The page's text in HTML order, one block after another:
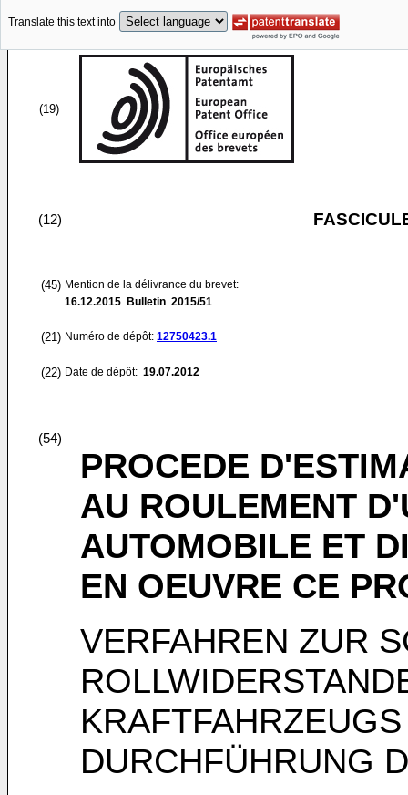
Translate this text into
(19)
(12)
(45) Mention de la délivrance du brevet:
16.12.2015 Bulletin 2015/51
(21) Numéro de dépôt: 12750423.1
(22) Date de dépôt: 19.07.2012
(54)
PROCEDE
AU ROULEMENT
AUTOMOBILE ET
EN OEUVRE CE
VERFAHREN ZUR
DURCHFÜHRUNG